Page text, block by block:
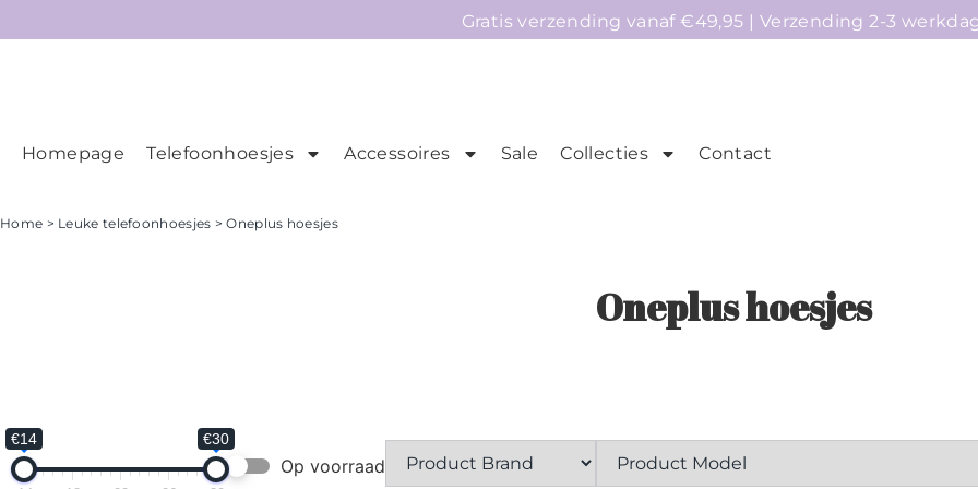
Gratis verzending vanaf €49,95 | Verzending 2-3
Homepage Telefoonhoesjes Accessoires Sale Collecties Contact
Home > Leuke telefoonhoesjes > Oneplus hoesjes
Oneplus hoesjes
€14 €30
Op voorraad